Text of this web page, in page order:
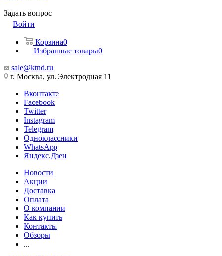
Задать вопрос
Войти
Корзина0
Избранные товары0
sale@ktnd.ru
г. Москва, ул. Электродная 11
Вконтакте
Facebook
Twitter
Instagram
Telegram
Одноклассники
WhatsApp
Яндекс.Дзен
Новости
Акции
Доставка
Оплата
О компании
Как купить
Контакты
Обзоры
...